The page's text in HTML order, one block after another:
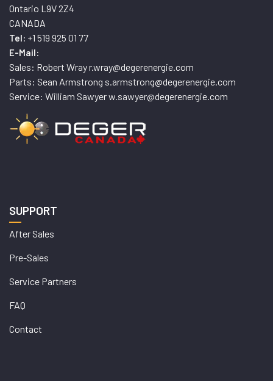
Ontario L9V 2Z4
CANADA
Tel: +1 519 925 01 77
E-Mail:
Sales: Robert Wray r.wray@degerenergie.com
Parts: Sean Armstrong s.armstrong@degerenergie.com
Service: William Sawyer w.sawyer@degerenergie.com
SUPPORT
After Sales
Pre-Sales
Service Partners
FAQ
Contact